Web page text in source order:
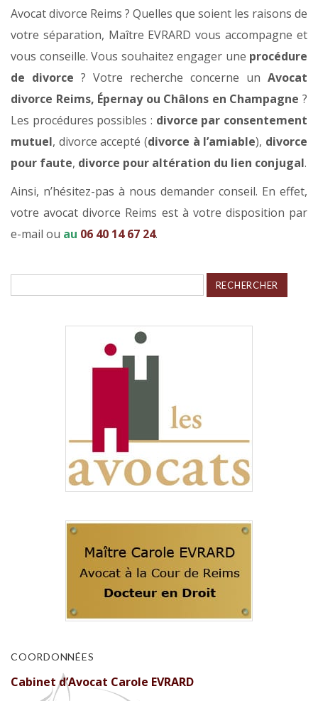
Avocat divorce Reims ? Quelles que soient les raisons de
votre séparation, Maître EVRARD vous accompagne et
vous conseille. Vous souhaitez engager une procédure
de divorce ? Votre recherche concerne un Avocat
divorce Reims, Épernay ou Châlons en Champagne ?
Les procédures possibles : divorce par consentement
mutuel, divorce accepté (divorce à l’amiable), divorce
pour faute, divorce pour altération du lien conjugal.
Ainsi, n’hésitez-pas à nous demander conseil. En effet,
votre avocat divorce Reims est à votre disposition par
e-mail ou au 06 40 14 67 24.
Rechercher :
COORDONNÉES
Cabinet d’Avocat Carole EVRARD